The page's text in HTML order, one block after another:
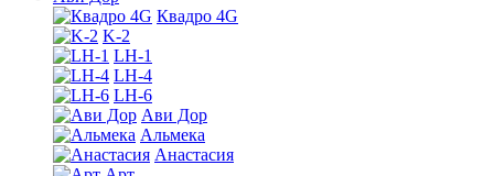
Квадро 4G
K-2
LH-1
LH-4
LH-6
Ави Дор
Альмека
Анастасия